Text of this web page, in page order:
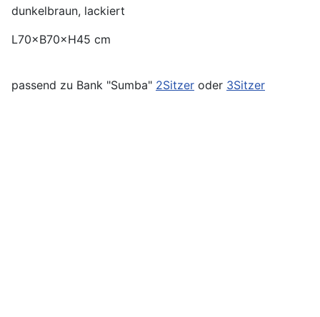
dunkelbraun, lackiert
L70×B70×H45 cm
passend zu Bank "Sumba" 2Sitzer oder 3Sitzer